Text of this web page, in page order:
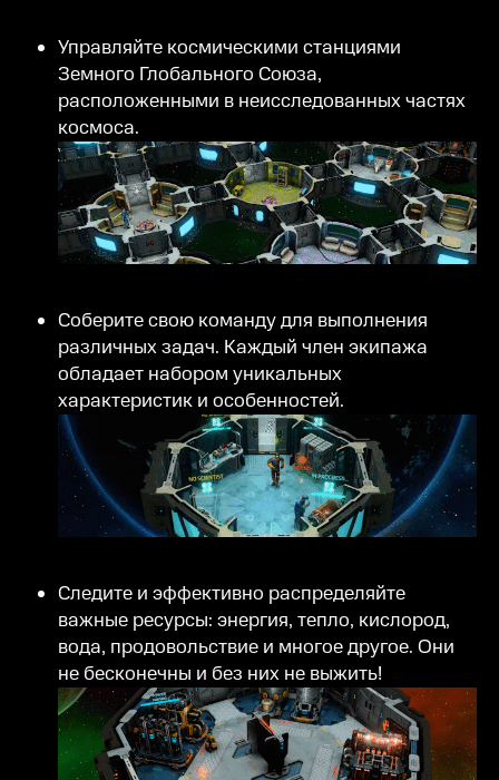
Управляйте космическими станциями
Земного Глобального Союза,
расположенными в неисследованных частях
космоса.
Соберите свою команду для выполнения
различных задач. Каждый член экипажа
обладает набором уникальных
характеристик и особенностей.
Следите и эффективно распределяйте
важные ресурсы: энергия, тепло, кислород,
вода, продовольствие и многое другое. Они
не бесконечны и без них не выжить!